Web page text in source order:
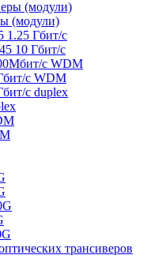
(модули)
1.25 Гбит/c
10 Гбит/c
с WDM
с WDM
с duplex
трансиверов